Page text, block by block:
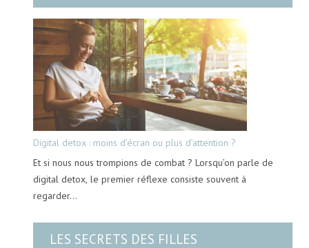
Digital detox : moins d’écran ou plus d’attention ?
Et si nous nous trompions de combat ? Lorsqu’on parle de
digital detox, le premier réflexe consiste souvent à
regarder…
LES SECRETS DES FILLES